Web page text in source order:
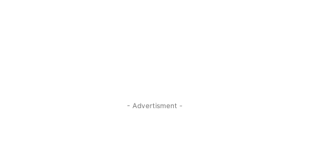
- Advertisment -